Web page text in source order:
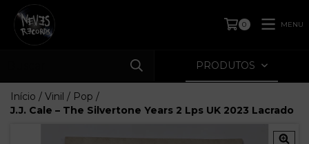
0 MENU
PRODUTOS
Início / Vinil / Pop /
J.J. Cale – The Silvertone Years 2 Lps UK 2023 Lacrado